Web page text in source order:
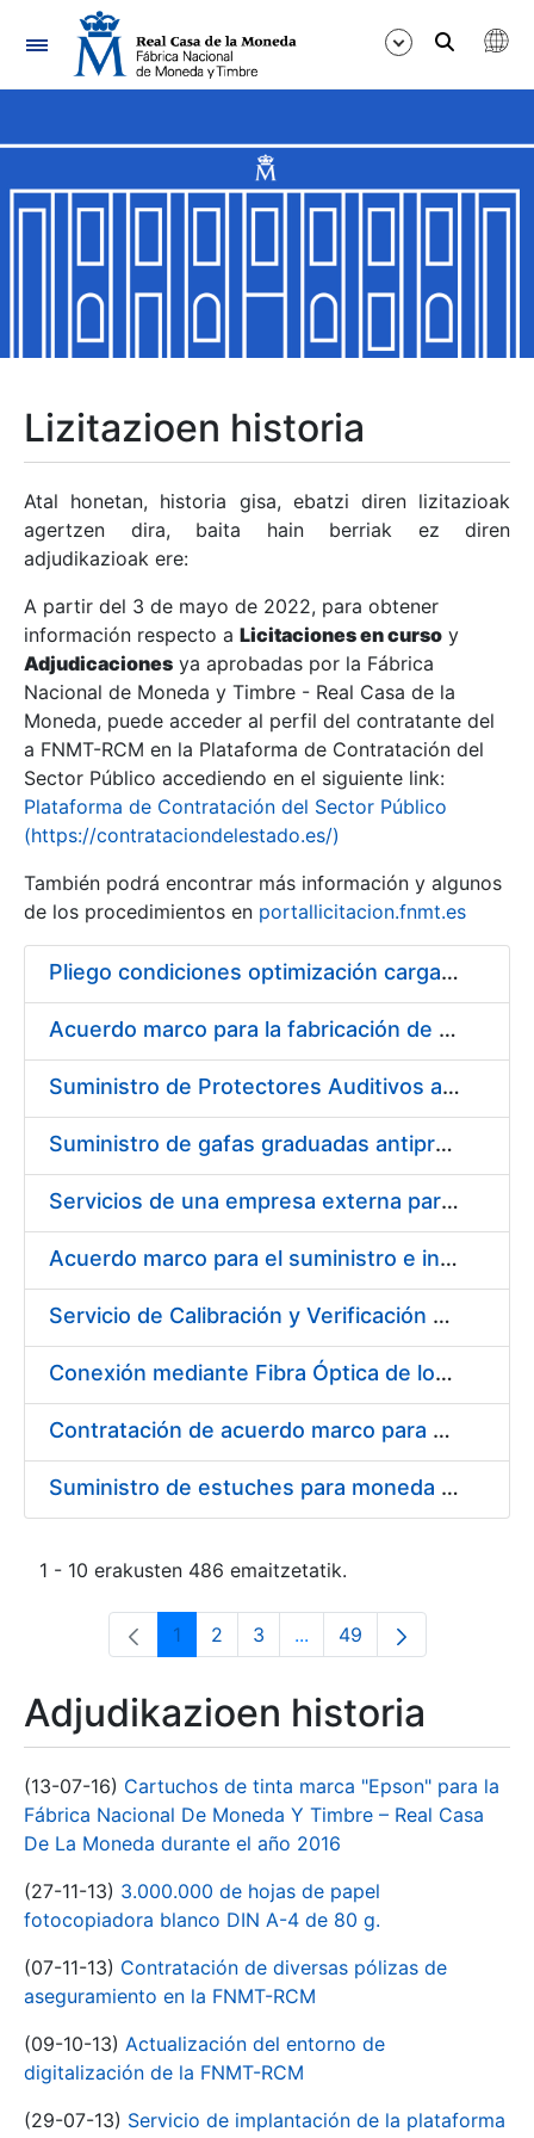
Nabigazioa
Erakutsi/Ezkutatu
Erakutsi/Ezkutatu
Erakutsi/Ezkutatu
Erakutsi/Ezkutatu
Erakutsi/Ezkutatu
Erakutsi/Ezkutatu
Erakutsi/Ezkutatu
Erakutsi/Ezkutatu
Lizitazioen historia
Atal honetan, historia gisa, ebatzi diren lizitazioak
agertzen dira, baita hain berriak ez diren
adjudikazioak ere:
A partir del 3 de mayo de 2022, para obtener
información respecto a Licitaciones en curso y
Adjudicaciones ya aprobadas por la Fábrica
Nacional de Moneda y Timbre - Real Casa de la
Moneda, puede acceder al perfil del contratante del
a FNMT-RCM en la Plataforma de Contratación del
Sector Público accediendo en el siguiente link:
Plataforma de Contratación del Sector Público
(https://contrataciondelestado.es/)
También podrá encontrar más información y algunos
de los procedimientos en portallicitacion.fnmt.es
Pliego condiciones optimización cargas compras firmado
Acuerdo marco para la fabricación de piezas
Suministro de Protectores Auditivos a medida para las personas trabajadoras de los Centros de Trabajo de Madrid y Burgos
Suministro de gafas graduadas antiproyecciones para los trabajadores de la FNMT-RCM en los centros de trabajo de Madrid y Burgos
Servicios de una empresa externa para el asesoramiento y resolución de los recursos de alzada que se presentan relacionados con procesos de selección para la FNMT-RCM
Acuerdo marco para el suministro e instalación de persianas, estores y otros complementos
Servicio de Calibración y Verificación Externa de los Equipos de Medición del Servicio de Prevención de la FNMT-RCM
Conexión mediante Fibra Óptica de los Centros de Proceso de Datos (CPDs) de las sedes de la FNMT-RCM de Burgos y Madrid
Contratación de acuerdo marco para el Suministro de Material de Electricidad para la Fábrica Nacional de Moneda y Timbre-Real Casa de la Moneda en su centro de trabajo de Burgos
Suministro de estuches para moneda de 30 €
1 - 10 erakusten 486 emaitzetatik.
Orrialdea
1 Orrialdea
2 Orrialdea
3 ...Intermediate Pages Use
Orrialdea
49
Adjudikazioen historia
(13-07-16) Cartuchos de tinta marca "Epson" para la
Fábrica Nacional De Moneda Y Timbre – Real Casa
De La Moneda durante el año 2016
(27-11-13) 3.000.000 de hojas de papel
fotocopiadora blanco DIN A-4 de 80 g.
(07-11-13) Contratación de diversas pólizas de
aseguramiento en la FNMT-RCM
(09-10-13) Actualización del entorno de
digitalización de la FNMT-RCM
(29-07-13) Servicio de implantación de la plataforma